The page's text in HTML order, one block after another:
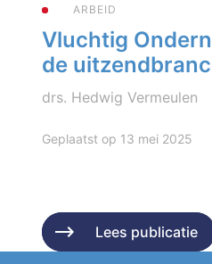
Lees publicatie
ARBEID
Vluchtig
de
drs. Hedwig Vermeulen
Geplaatst op 13 mei 2025
Lees publicatie